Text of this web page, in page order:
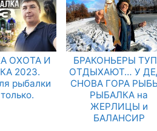
ОХОТА И
2023.
рыбалки
БРАКОНЬЕРЫ
ОТДЫХАЮТ… У
СНОВА ГОРА
РЫБАЛКА на
ЖЕРЛИЦЫ и
БАЛАНСИР